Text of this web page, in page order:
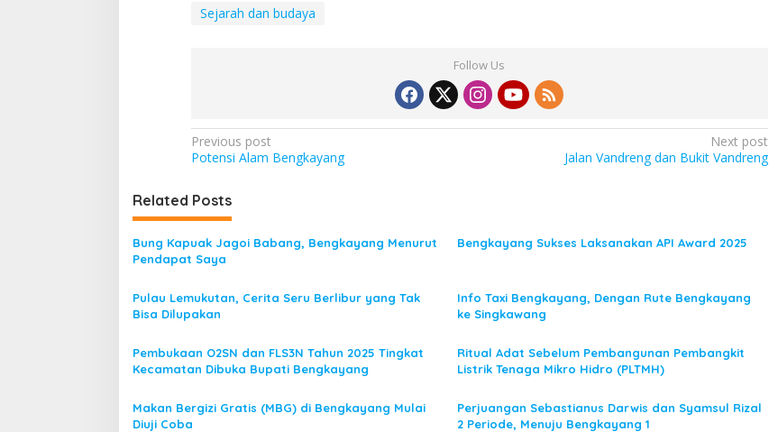
Sejarah dan budaya
Follow Us
P
o
s
t
n
a
v
i
g
a
t
i
Previous post
Potensi Alam Bengkayang
Next post
Jalan Vandreng dan Bukit Vandreng
Related Posts
Bung Kapuak Jagoi Babang, Bengkayang Menurut
Pendapat Saya
Bengkayang Sukses Laksanakan API Award 2025
Pulau Lemukutan, Cerita Seru Berlibur yang Tak
Bisa Dilupakan
Info Taxi Bengkayang, Dengan Rute Bengkayang
ke Singkawang
Pembukaan O2SN dan FLS3N Tahun 2025 Tingkat
Kecamatan Dibuka Bupati Bengkayang
Ritual Adat Sebelum Pembangunan Pembangkit
Listrik Tenaga Mikro Hidro (PLTMH)
Makan Bergizi Gratis (MBG) di Bengkayang Mulai
Diuji Coba
Perjuangan Sebastianus Darwis dan Syamsul Rizal
2 Periode, Menuju Bengkayang 1